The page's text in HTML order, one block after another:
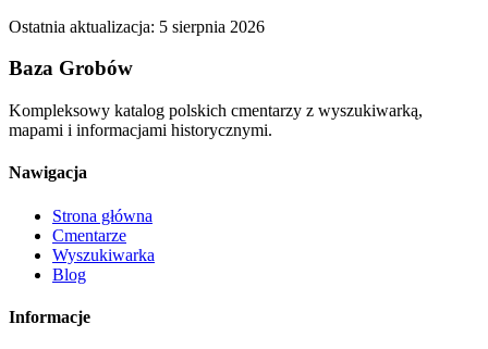
Ostatnia aktualizacja: 5 sierpnia 2026
Baza Grobów
Kompleksowy katalog polskich cmentarzy z wyszukiwarką,
mapami i informacjami historycznymi.
Nawigacja
Strona główna
Cmentarze
Wyszukiwarka
Blog
Informacje